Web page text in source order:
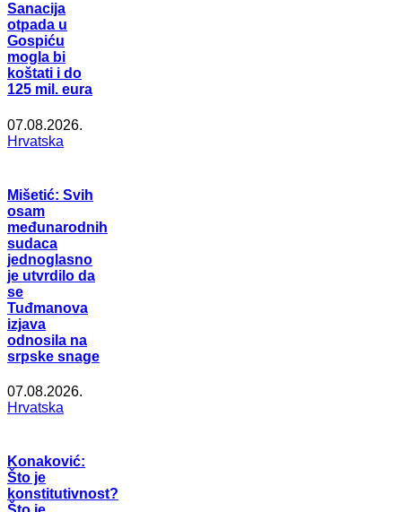
Sanacija
otpada u
Gospiću
mogla bi
koštati i do
125 mil. eura
07.08.2026.
Hrvatska
Mišetić: Svih
osam
međunarodnih
sudaca
jednoglasno
je utvrdilo da
se
Tuđmanova
izjava
odnosila na
srpske snage
07.08.2026.
Hrvatska
Konaković:
Što je
konstitutivnost?